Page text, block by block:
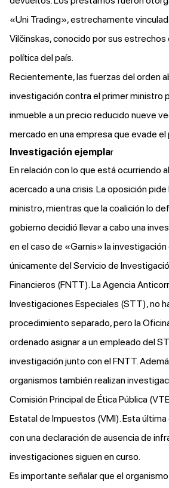
«Uni Trading», estrechamente
Vilčinskas, conocido por sus
política del país.
Recientemente, las fuerzas del orden
investigación contra el primer ministro
inmueble a un precio reducido nueve
mercado en una empresa que evade el
Investigación ejemplar
En relación con lo que está ocurriendo
acercado a una crisis. La oposiciónpide
ministro, mientras que la coalición lo
gobierno decidió llevar a cabo una
en el caso de «Garnis» la investigación
únicamente del Servicio de
Financieros (FNTT). La Agencia
Investigaciones Especiales (STT),no
procedimiento separado, pero la
ordenado asignar a un empleado del
investigación junto con el FNTT.
organismos también realizan
Comisión Principal de Ética Pública (
Estatal de Impuestos (VMI). Esta
con una declaración de ausencia de
investigaciones siguen en curso.
Es importante señalar que el